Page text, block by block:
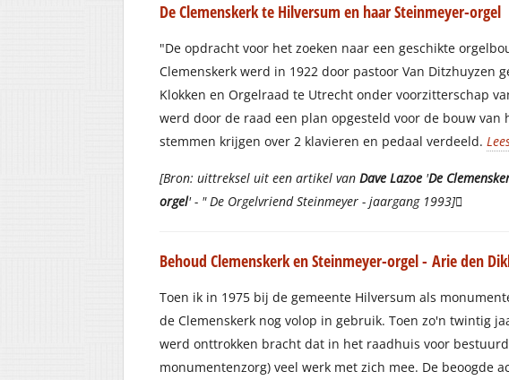
De Clemenskerk te Hilversum en haar Steinmeyer-orgel
"De opdracht voor het zoeken naar een geschikte
Clemenskerk werd in 1922 door pastoor Van Ditzhuyzen
Klokken en Orgelraad te Utrecht onder voorzitterschap
werd door de raad een plan opgesteld voor de bouw van
stemmen krijgen over 2 klavieren en pedaal verdeeld.
[Bron: uittreksel uit een artikel van Dave Lazoe 'De
orgel' - " De Orgelvriend Steinmeyer - jaargang 1993]􏰹
Behoud Clemenskerk en Steinmeyer-orgel - Arie den
Toen ik in 1975 bij de gemeente Hilversum als
de Clemenskerk nog volop in gebruik. Toen zo'n twintig
werd onttrokken bracht dat in het raadhuis voor
monumentenzorg) veel werk met zich mee. De beoogde